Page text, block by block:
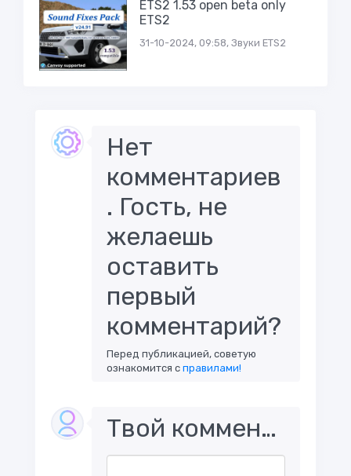
ETS2 1.53 open beta only
ETS2
31-10-2024, 09:58, Звуки ETS2
Нет
комментариев
. Гость, не
желаешь
оставить
первый
комментарий?
Перед публикацией, советую
ознакомится справилами!
Твой комментарий..